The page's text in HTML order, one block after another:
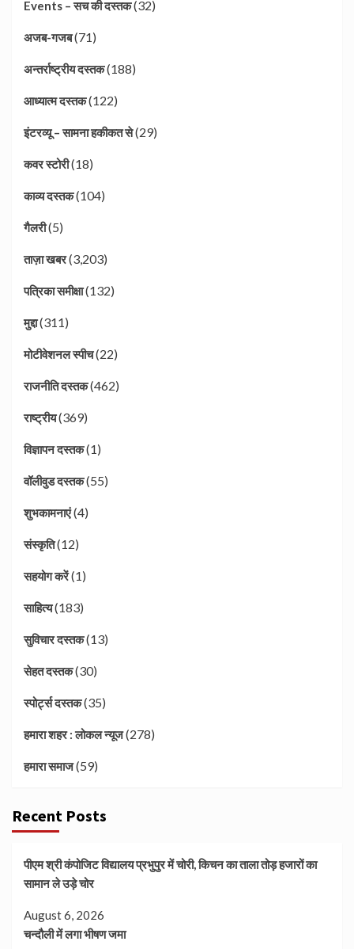
Events – सच की दस्तक(32)
अजब-गजब(71)
अन्तर्राष्ट्रीय दस्तक(188)
आध्यात्म दस्तक(122)
इंटरव्यू – सामना हकीकत से(29)
कवर स्टोरी(18)
काव्य दस्तक(104)
गैलरी(5)
ताज़ा खबर(3,203)
पत्रिका समीक्षा(132)
मुद्दा(311)
मोटीवेशनल स्पीच(22)
राजनीति दस्तक(462)
राष्ट्रीय(369)
विज्ञापन दस्तक(1)
वॉलीवुड दस्तक(55)
शुभकामनाएं(4)
संस्कृति(12)
सहयोग करें(1)
साहित्य(183)
सुविचार दस्तक(13)
सेहत दस्तक(30)
स्पोर्ट्स दस्तक(35)
हमारा शहर : लोकल न्यूज(278)
हमारा समाज(59)
Recent Posts
पीएम श्री कंपोजिट विद्यालय प्रभुपुर में चोरी, किचन का ताला तोड़ हजारों का
सामान ले उड़े चोर
August 6, 2026
चन्दौली में लगा भीषण जमा